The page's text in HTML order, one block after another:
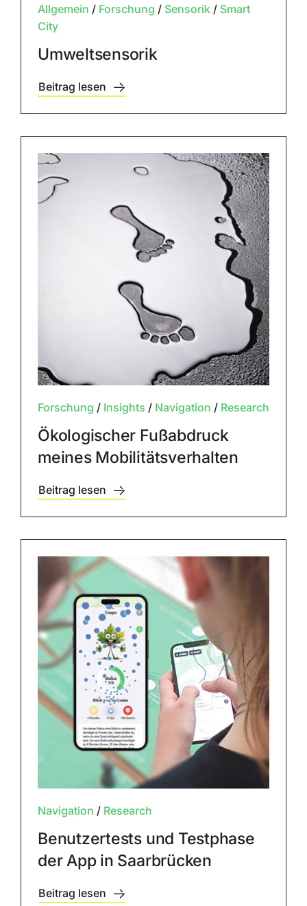
Allgemein / Forschung / Sensorik/ Smart
City
Umweltsensorik
Beitrag lesen
Forschung / Insights / Navigation / Research
Ökologischer Fußabdruck
meines Mobilitätsverhalten
Beitrag lesen
Navigation / Research
Benutzertests und Testphase
der App in Saarbrücken
Beitrag lesen